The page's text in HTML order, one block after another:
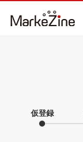
仮登録